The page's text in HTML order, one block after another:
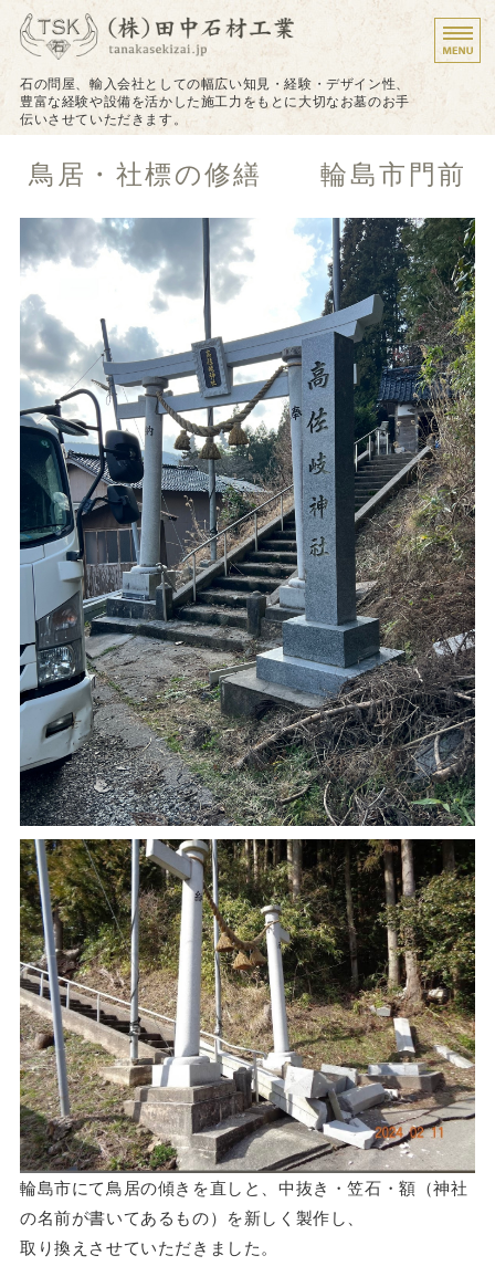
墓石のことなら株式
石の問屋、輸入会社としての幅広い知見・経験・デザイン性、
豊富な経験や設備を活かした施工力をもとに大切なお墓のお手
伝いさせていただきます。
ホーム
施工実績
戒名（法名）の追加彫り
お問い合わせ
鳥居・社標の修繕 輪島市門前
輪島市にて鳥居の傾きを直しと、中抜き・笠石・額（神社
の名前が書いてあるもの）を新しく製作し、
取り換えさせていただきました。